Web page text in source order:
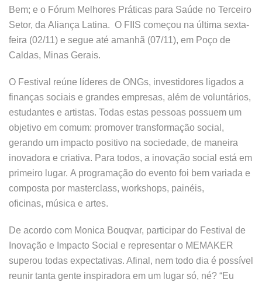
Bem; e o Fórum Melhores Práticas para Saúde no Terceiro
Setor, da Aliança Latina. O FIIS começou na última sexta-
feira (02/11) e segue até amanhã (07/11), em Poço de
Caldas, Minas Gerais.
O Festival reúne líderes de ONGs, investidores ligados a
finanças sociais e grandes empresas, além de voluntários,
estudantes e artistas. Todas estas pessoas possuem um
objetivo em comum: promover transformação social,
gerando um impacto positivo na sociedade, de maneira
inovadora e criativa. Para todos, a inovação social está em
primeiro lugar. A programação do evento foi bem variada e
composta por masterclass, workshops, painéis,
oficinas, música e artes.
De acordo com Monica Bouqvar, participar do Festival de
Inovação e Impacto Social e representar o MEMAKER
superou todas expectativas. Afinal, nem todo dia é possível
reunir tanta gente inspiradora em um lugar só, né? “Eu